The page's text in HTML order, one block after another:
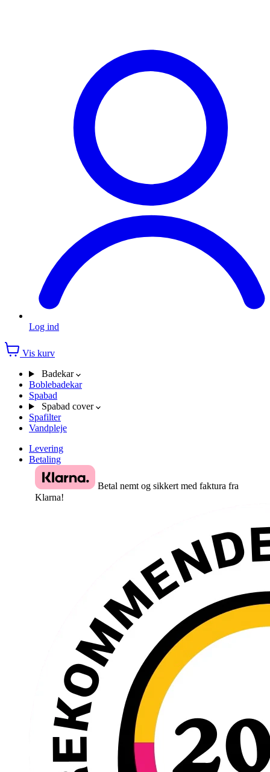
Log ind
Vis kurv
Badekar
Boblebadekar
Spabad
Spabad cover
Spafilter
Vandpleje
Levering
Betaling
Betal nemt og sikkert med faktura fra
Klarna!